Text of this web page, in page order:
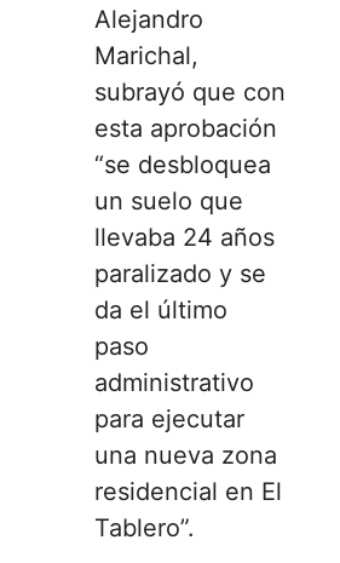
Alejandro
Marichal,
subrayó que con
esta aprobación
“se desbloquea
un suelo que
llevaba 24 años
paralizado y se
da el último
paso
administrativo
para ejecutar
una nueva zona
residencial en El
Tablero”.